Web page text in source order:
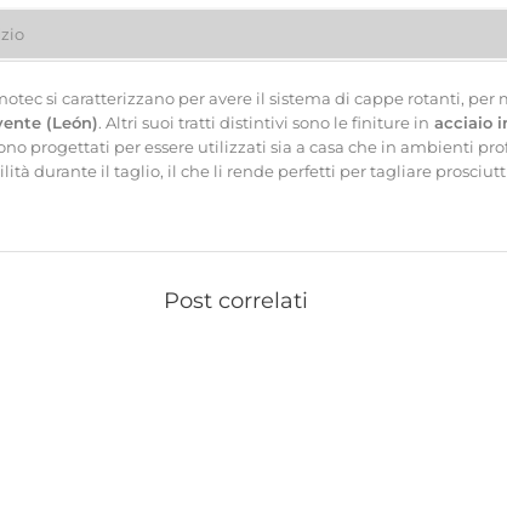
si caratterizzano per avere il sistema di cappe rotanti, per
(León). Altri suoi tratti distintivi sono le finiture in acciaio
progettati per essere utilizzati sia a casa che in ambienti
durante il taglio, il che li rende perfetti per tagliare
Post correlati